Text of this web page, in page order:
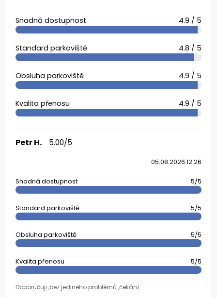
Snadná dostupnost 4.9 / 5
Standard parkoviště 4.8 / 5
Obsluha parkoviště 4.9 / 5
Kvalita přenosu 4.9 / 5
Petr H. 5.00/5
05.08.2026 12:26
Snadná dostupnost 5/5
Standard parkoviště 5/5
Obsluha parkoviště 5/5
Kvalita přenosu 5/5
Doporučuji ,bez jediného problémů ,čekání..